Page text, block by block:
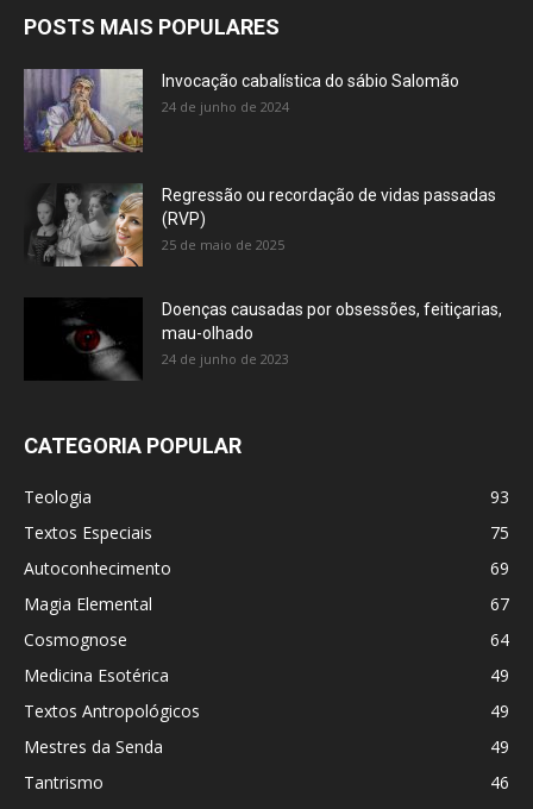
POSTS MAIS POPULARES
Invocação cabalística do sábio Salomão
24 de junho de 2024
Regressão ou recordação de vidas passadas
(RVP)
25 de maio de 2025
Doenças causadas por obsessões, feitiçarias,
mau-olhado
24 de junho de 2023
CATEGORIA POPULAR
Teologia
93
Textos Especiais
75
Autoconhecimento
69
Magia Elemental
67
Cosmognose
64
Medicina Esotérica
49
Textos Antropológicos
49
Mestres da Senda
49
Tantrismo
46